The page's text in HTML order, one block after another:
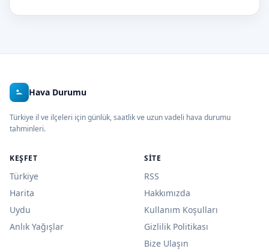
Hava Durumu
Türkiye il ve ilçeleri için günlük, saatlik ve uzun vadeli hava durumu
tahminleri.
KEŞFET
Türkiye
Harita
Uydu
Anlık Yağışlar
SITE
RSS
Hakkımızda
Kullanım Koşulları
Gizlilik Politikası
Bize Ulaşın